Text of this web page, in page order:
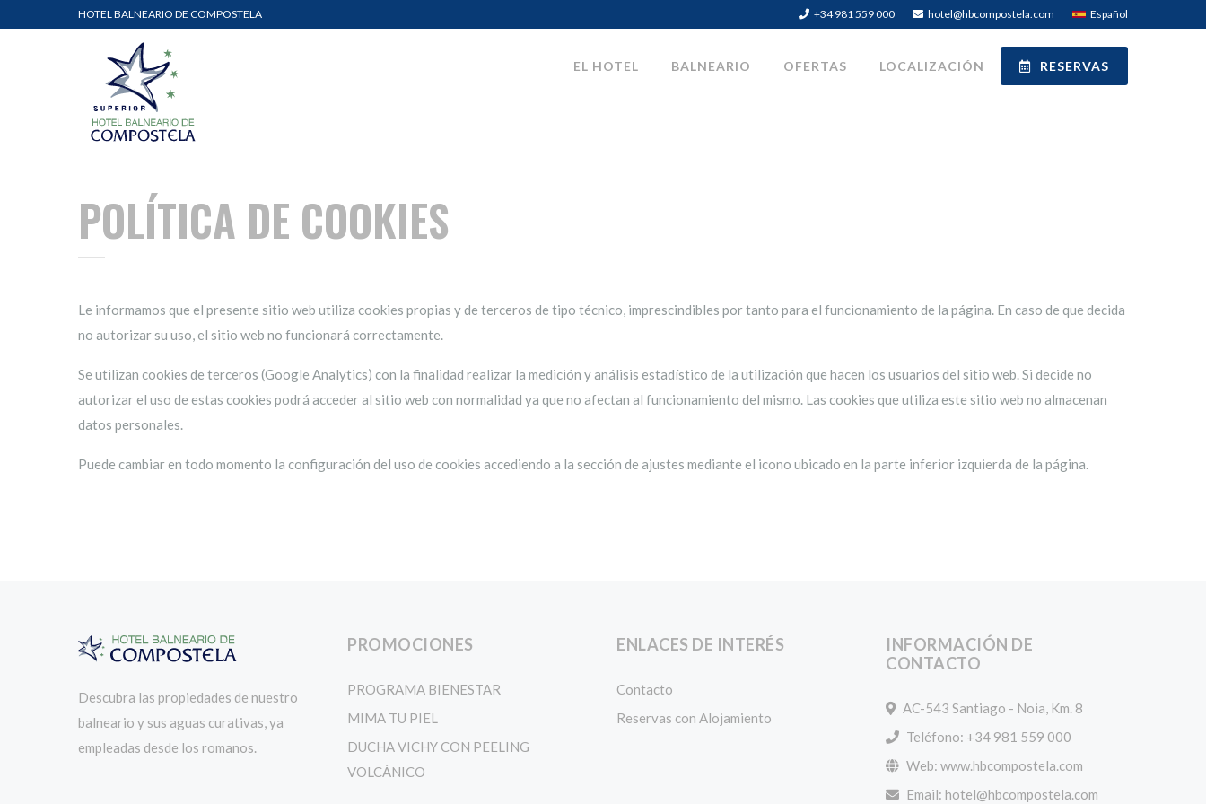
HOTEL BALNEARIO DE COMPOSTELA +34 981 559 000 hotel@hbcompostela.com Español
EL HOTEL BALNEARIO OFERTAS LOCALIZACIÓN RESERVAS
POLÍTICA DE COOKIES
Le informamos que el presente sitio web utiliza cookies propias y de terceros de tipo técnico, imprescindibles por tanto para el funcionamiento de la página. En caso de que decida
no autorizar su uso, el sitio web no funcionará correctamente.
Se utilizan cookies de terceros (Google Analytics) con la finalidad realizar la medición y análisis estadístico de la utilización que hacen los usuarios del sitio web. Si decide no
autorizar el uso de estas cookies podrá acceder al sitio web con normalidad ya que no afectan al funcionamiento del mismo. Las cookies que utiliza este sitio web no almacenan
datos personales.
Puede cambiar en todo momento la configuración del uso de cookies accediendo a la sección de ajustes mediante el icono ubicado en la parte inferior izquierda de la página.
Descubra las propiedades de nuestro
balneario y sus aguas curativas, ya
empleadas desde los romanos.
PROMOCIONES
PROGRAMA BIENESTAR
MIMA TU PIEL
DUCHA VICHY CON PEELING
VOLCÁNICO
ENLACES DE INTERÉS
Contacto
Reservas con Alojamiento
INFORMACIÓN DE
CONTACTO
AC-543 Santiago - Noia, Km. 8
Teléfono: +34 981 559 000
Web: www.hbcompostela.com
Email: hotel@hbcompostela.com